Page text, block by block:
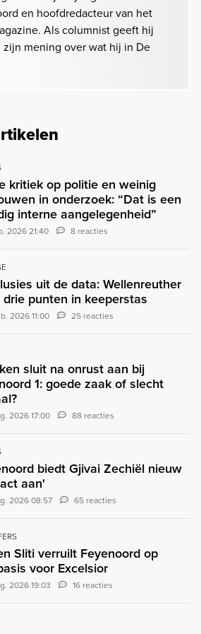
en hoofdredacteur van het
Als columnist geeft hij
zijn mening over wat hij in De
kritiek op politie en weinig
in onderzoek: “Dat is een
interne aangelegenheid”
2026 21:40 8 reacties
uit de data: Wellenreuther
punten in keeperstas
2026 11:00 25 reacties
sluit na onrust aan bij
1: goede zaak of slecht
2026 17:00 88 reacties
biedt Gjivai Zechiël nieuw
aan'
2026 08:57 65 reacties
Sliti verruilt Feyenoord op
voor Excelsior
2026 19:03 16 reacties